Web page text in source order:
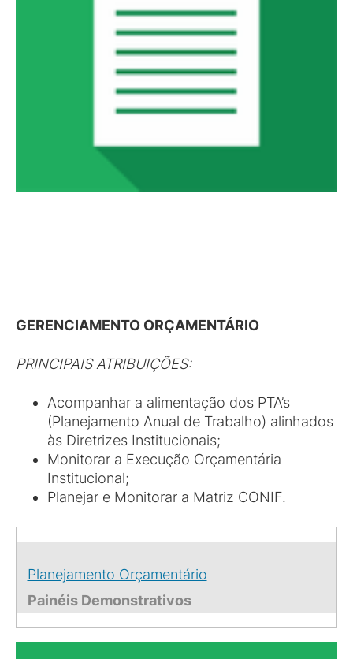
GERENCIAMENTO ORÇAMENTÁRIO
PRINCIPAIS ATRIBUIÇÕES:
Acompanhar a alimentação dos PTA’s
(Planejamento Anual de Trabalho) alinhados
às Diretrizes Institucionais;
Monitorar a Execução Orçamentária
Institucional;
Planejar e Monitorar a Matriz CONIF.
Planejamento Orçamentário
Painéis Demonstrativos